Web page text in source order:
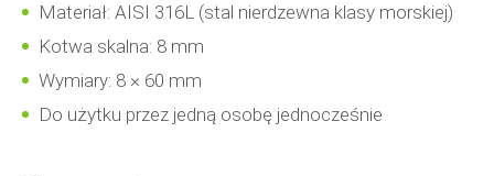
Materiał: AISI 316L (stal nierdzewna klasy morskiej)
Kotwa skalna: 8 mm
Wymiary: 8 × 60 mm
Do użytku przez jedną osobę jednocześnie